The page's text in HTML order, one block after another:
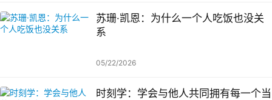
苏珊·凯恩：为什么一个人吃饭也没关
系
05/22/2026
时刻学：学会与他人共同拥有每一个当